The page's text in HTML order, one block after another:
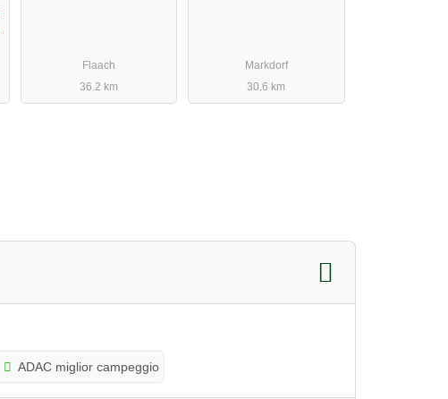
Flaach
36.2 km
Markdorf
30.6 km
ADAC miglior campeggio